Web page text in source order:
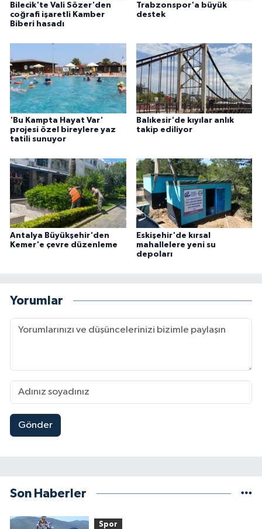
Bilecik'te Vali Sözer'den
coğrafi işaretli Kamber
Biberi hasadı
Trabzonspor'a büyük
destek
'Bu Kampta Hayat Var'
projesi özel bireylere yaz
tatili sunuyor
Balıkesir'de kıyılar anlık
takip ediliyor
Antalya Büyükşehir'den
Kemer'e çevre düzenleme
Eskişehir'de kırsal
mahallelere yeni su
depoları
Yorumlar
Gönder
Son Haberler
Spor